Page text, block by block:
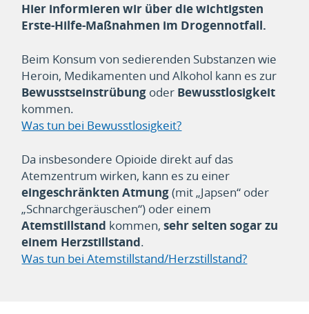
Hier informieren wir über die wichtigsten
Erste-Hilfe-Maßnahmen im Drogennotfall.
Beim Konsum von sedierenden Substanzen wie
Heroin, Medikamenten und Alkohol kann es zur
Bewusstseinstrübung oder Bewusstlosigkeit
kommen.
Was tun bei Bewusstlosigkeit?
Da insbesondere Opioide direkt auf das
Atemzentrum wirken, kann es zu einer
eingeschränkten Atmung(mit „Japsen“ oder
„Schnarchgeräuschen“) oder einem
Atemstillstand kommen,sehr selten sogar zu
einem Herzstillstand.
Was tun bei Atemstillstand/Herzstillstand?